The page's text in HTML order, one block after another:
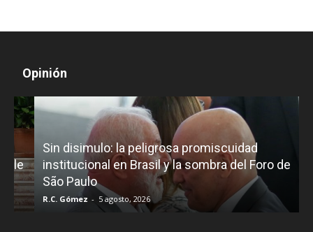
Opinión
Sin disimulo: la peligrosa promiscuidad
institucional en Brasil y la sombra del Foro de
São Paulo
R.C. Gómez - 5 agosto, 2026